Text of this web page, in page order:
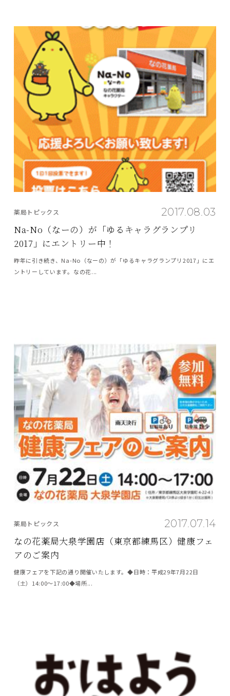
2017.08.03
薬局トピックス
Na-No（なーの）が「ゆるキャラグランプリ
2017」にエントリー中！
昨年に引き続き、Na-No（なーの）が「ゆるキャラグランプリ2017」にエ
ントリーしています。なの花...
2017.07.14
薬局トピックス
なの花薬局大泉学園店（東京都練馬区）健康フェ
アのご案内
健康フェアを下記の通り開催いたします。◆日時：平成29年7月22日
（土）14:00～17:00◆場所...